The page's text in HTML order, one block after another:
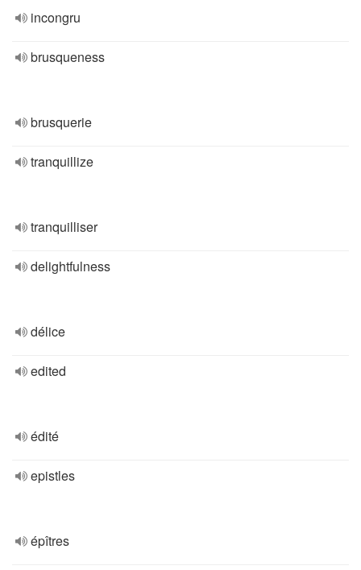
incongru
brusqueness
brusquerie
tranquillize
tranquilliser
delightfulness
délice
edited
édité
epistles
épîtres